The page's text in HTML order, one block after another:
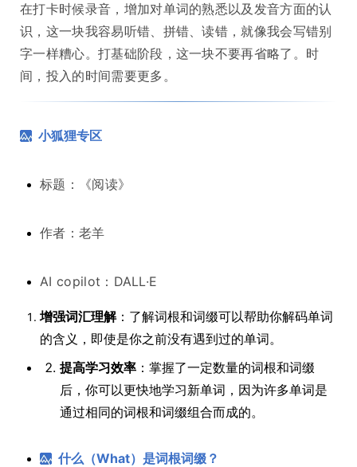
在打卡时候录音，增加对单词的熟悉以及发音方面的认
识，这一块我容易听错、拼错、读错，就像我会写错别
字一样糟心。打基础阶段，这一块不要再省略了。时
间，投入的时间需要更多。
小狐狸专区
标题：《阅读》
作者：老羊
AI copilot：DALL·E
增强词汇理解：了解词根和词缀可以帮助你解码单词
的含义，即使是你之前没有遇到过的单词。
提高学习效率 ：掌握了一定数量的词根和词缀
后，你可以更快地学习新单词，因为许多单词是
通过相同的词根和词缀组合而成的。
什么（What）是词根词缀？